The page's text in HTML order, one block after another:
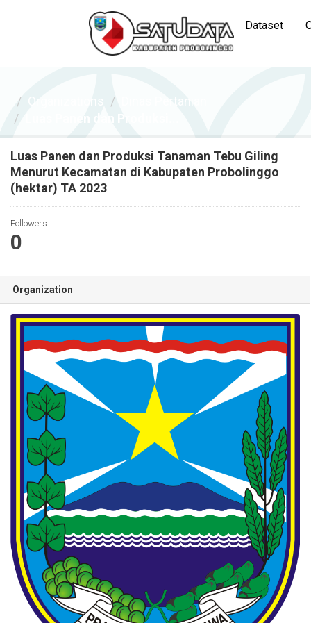
Dataset
Luas Panen dan Produksi Tanaman Tebu Giling
Menurut Kecamatan di Kabupaten Probolinggo
(hektar) TA 2023
Followers
0
Organization